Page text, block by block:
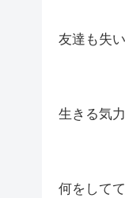
友達も失
生きる気
何をして